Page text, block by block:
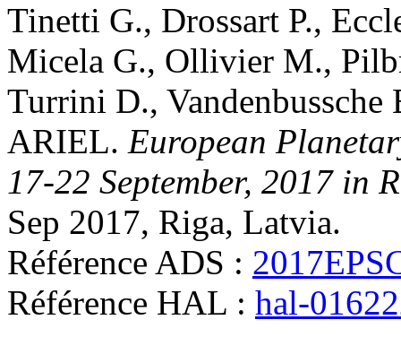
Tinetti G., Drossart P.,
Micela G., Ollivier M.,
Turrini D., Vandenbussche
ARIEL. European
17-22 September, 2017 in
Sep 2017, Riga, Latvia.
Référence ADS :
Référence HAL : hal-